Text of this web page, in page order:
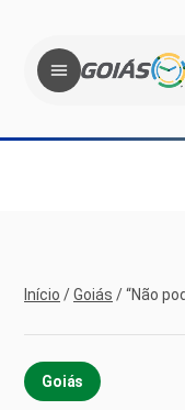
Início /Goiás /“Não
Goiás